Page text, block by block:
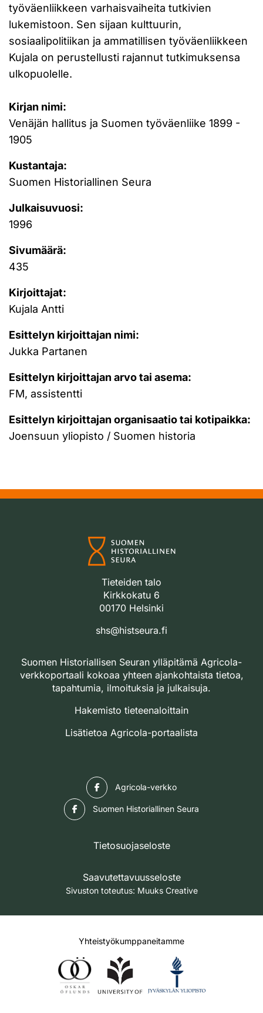
työväenliikkeen varhaisvaiheita tutkivien
lukemistoon. Sen sijaan kulttuurin,
sosiaalipolitiikan ja ammatillisen työväenliikkeen
Kujala on perustellusti rajannut tutkimuksensa
ulkopuolelle.
Kirjan nimi:
Venäjän hallitus ja Suomen työväenliike 1899 -
1905
Kustantaja:
Suomen Historiallinen Seura
Julkaisuvuosi:
1996
Sivumäärä:
435
Kirjoittajat:
Kujala Antti
Esittelyn kirjoittajan nimi:
Jukka Partanen
Esittelyn kirjoittajan arvo tai asema:
FM, assistentti
Esittelyn kirjoittajan organisaatio tai kotipaikka:
Joensuun yliopisto / Suomen historia
Tieteiden talo
Kirkkokatu 6
00170 Helsinki
shs@histseura.fi
Suomen Historiallisen Seuran ylläpitämä Agricola-
verkkoportaali kokoaa yhteen ajankohtaista tietoa,
tapahtumia, ilmoituksia ja julkaisuja.
Hakemisto tieteenaloittain
Lisätietoa Agricola-portaalista
Agricola-verkko
Suomen Historiallinen Seura
Tietosuojaseloste
Saavutettavuusseloste
Sivuston toteutus: Muuks Creative
Yhteistyökumppaneitamme